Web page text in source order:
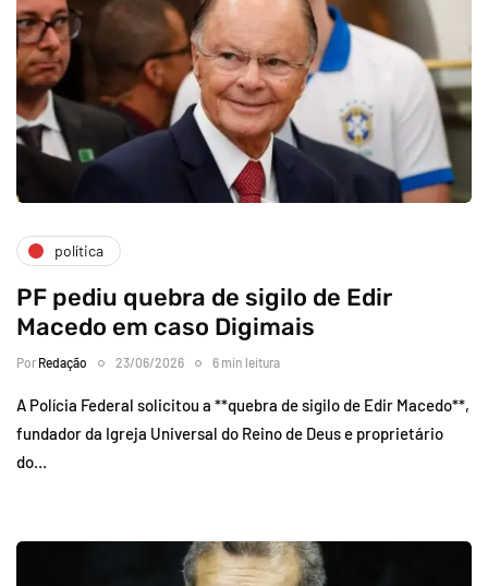
política
PF pediu quebra de sigilo de Edir
Macedo em caso Digimais
Por Redação 23/06/2026 6 min leitura
A Polícia Federal solicitou a **quebra de sigilo de Edir Macedo**,
fundador da Igreja Universal do Reino de Deus e proprietário
do…